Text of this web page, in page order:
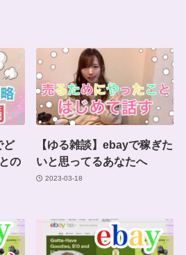
ど
の
【ゆる雑談】ebayで稼ぎた
いと思ってるあなたへ
2023-03-18